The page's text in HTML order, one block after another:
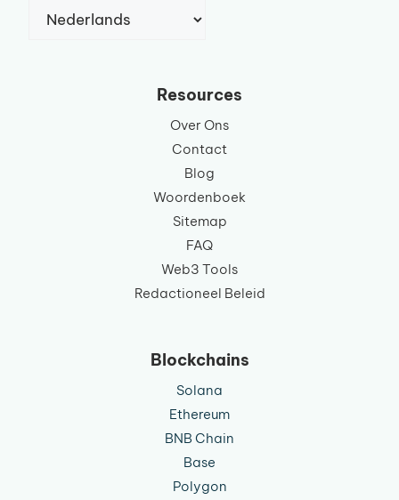
een
Resources
Over Ons
Contact
Blog
Woordenboek
Sitemap
FAQ
Web3 Tools
Redactioneel Beleid
Blockchains
Solana
Ethereum
BNB Chain
Base
Polygon